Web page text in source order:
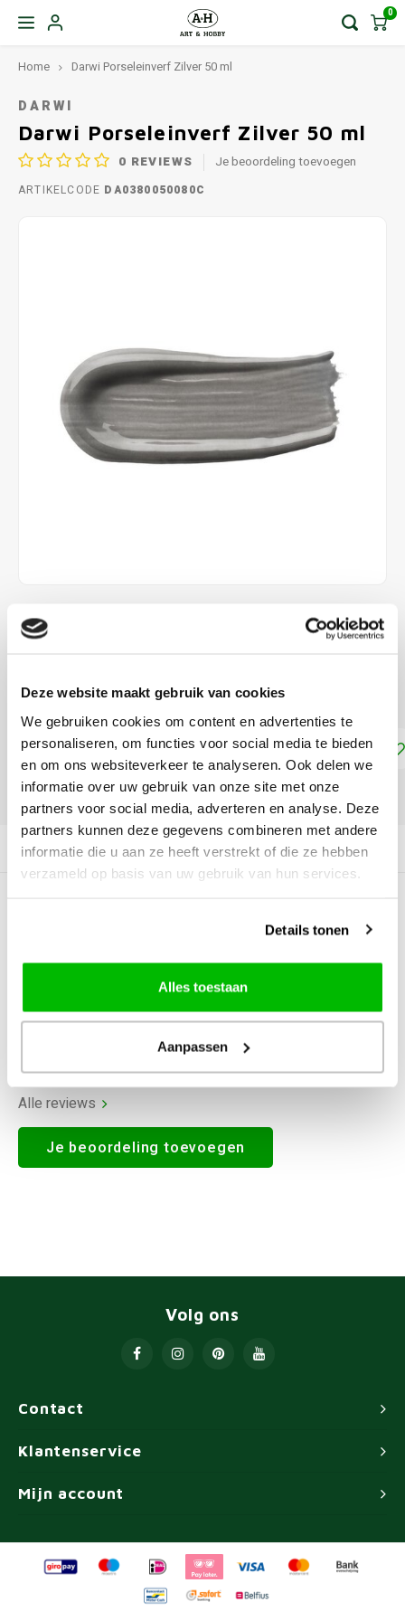
Deze website maakt gebruik van cookies
We gebruiken cookies om content en advertenties te
personaliseren, om functies voor social media te bieden
en om ons websiteverkeer te analyseren. Ook delen we
informatie over uw gebruik van onze site met onze
partners voor social media, adverteren en analyse. Deze
partners kunnen deze gegevens combineren met andere
informatie die u aan ze heeft verstrekt of die ze hebben
verzameld op basis van uw gebruik van hun services.
Details tonen
Alles toestaan
Aanpassen
0
Home Darwi Porseleinverf Zilver 50 ml
DARWI
Darwi Porseleinverf Zilver 50 ml
0 REVIEWS Je beoordeling toevoegen
ARTIKELCODE DA0380050080C
€5,65
zonder afbakken!Lees meer
Toevoegen aan winkelwagen
DELEN:
Productomschrijving
0Reviews
Alle reviews
Je beoordeling toevoegen
Contact
Volg ons
Klantenservice
Mijn account